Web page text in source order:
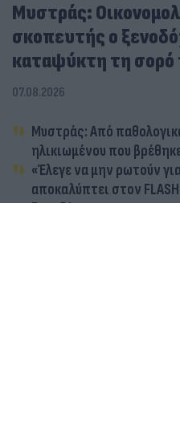
Μυστράς:
σκοπευτής ο
καταψύκτη τη σορό
07.08.2026
Μυστράς: Από
ηλικιωμένου που
«Έλεγε να μην ρωτούν
αποκαλύπτει στον
ξενοδόχου